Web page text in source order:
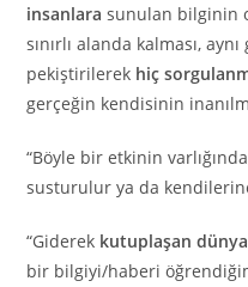
insanlara sunulan bilginin
sınırlı alanda kalması,
pekiştirilerek hiç
gerçeğin kendisinin
“Böyle bir etkinin
susturulur ya da
“Giderek kutuplaşan
bir bilgiyi/haberi